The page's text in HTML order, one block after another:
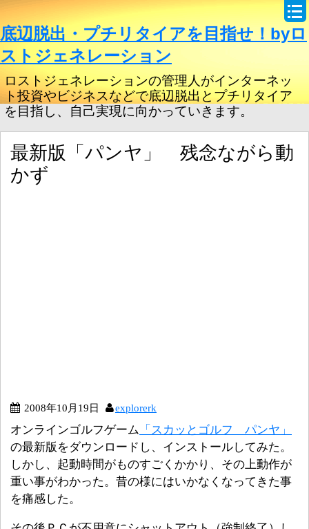
底辺脱出・プチリタイアを目指せ！byロ
ストジェネレーション
ロストジェネレーションの管理人がインターネッ
ト投資やビジネスなどで底辺脱出とプチリタイア
を目指し、自己実現に向かっていきます。
最新版「パンヤ」 残念ながら動
かず
2008年10月19日 explorerk
オンラインゴルフゲーム
「スカッとゴルフ パンヤ」
の最新版をダウンロードし、インストールしてみた。
しかし、起動時間がものすごくかかり、その上動作が
重い事がわかった。昔の様にはいかなくなってきた事
を痛感した。